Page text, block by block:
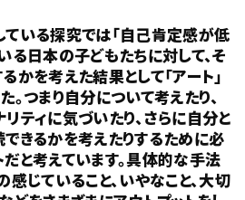
いる探究では「自己肯定感が低
る日本の子どもたちに対して、そ
かを考えた結果として「アート」
。つまり自分について考えたり、
ティに気づいたり、さらに自分と
きるかを考えたりするために必
と考えています。具体的な手法
感じていること、いやなこと、大切